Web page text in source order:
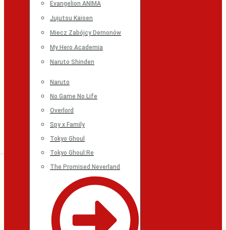
Evangelion ANIMA
Jujutsu Kaisen
Miecz Zabójcy Demonów
My Hero Academia
Naruto Shinden
Naruto
No Game No Life
Overlord
Spy x Family
Tokyo Ghoul
Tokyo Ghoul:Re
The Promised Neverland